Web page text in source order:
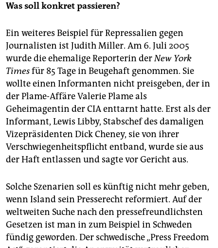
Was soll konkret passieren?
Ein weiteres Beispiel für Repressalien gegen
Journalisten ist Judith Miller. Am 6. Juli 2005
wurde die ehemalige Reporterin derNew York
Timesfür 85 Tage in Beugehaft genommen. Sie
wollte einen Informanten nicht preisgeben, der in
der Plame-Affäre Valerie Plame als
Geheimagentin der CIA enttarnt hatte. Erst als der
Informant, Lewis Libby, Stabschef des damaligen
Vizepräsidenten Dick Cheney, sie von ihrer
Verschwiegenheitspflicht entband, wurde sie aus
der Haft entlassen und sagte vor Gericht aus.
Solche Szenarien soll es künftig nicht mehr geben,
wenn Island sein Presserecht reformiert. Auf der
weltweiten Suche nach den pressefreundlichsten
Gesetzen ist man in zum Beispiel in Schweden
fündig geworden. Der schwedische „Press Freedom